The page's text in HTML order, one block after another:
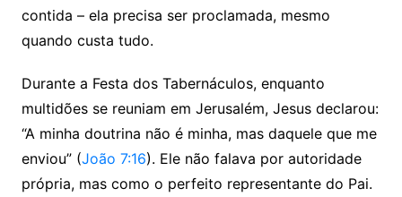
contida – ela precisa ser proclamada, mesmo
quando custa tudo.
Durante a Festa dos Tabernáculos, enquanto
multidões se reuniam em Jerusalém, Jesus declarou:
“A minha doutrina não é minha, mas daquele que me
enviou” (João 7:16). Ele não falava por autoridade
própria, mas como o perfeito representante do Pai.